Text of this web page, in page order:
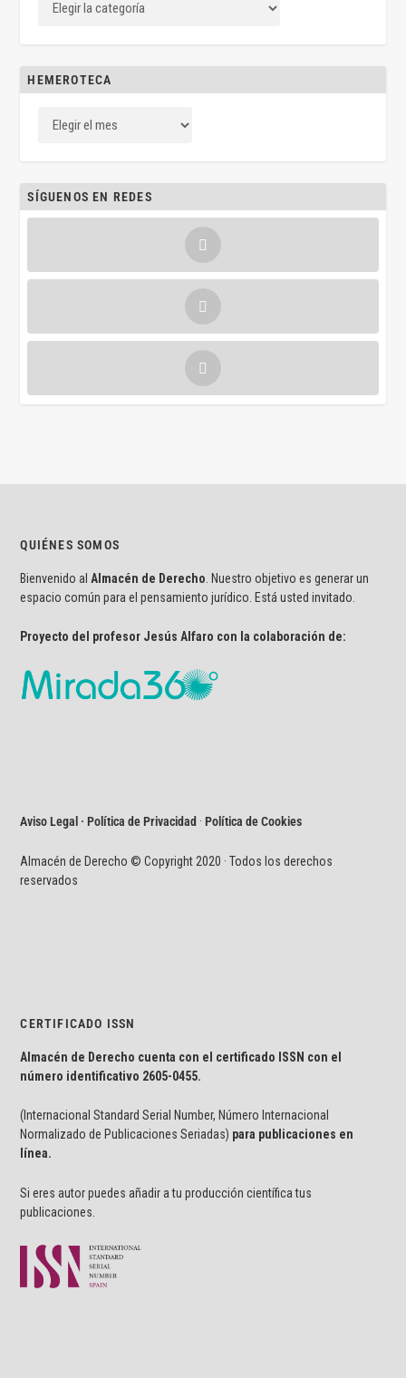
HEMEROTECA
SÍGUENOS EN REDES
QUIÉNES SOMOS
Bienvenido al Almacén de Derecho . Nuestro objetivo es generar un
espacio común para el pensamiento jurídico. Está usted invitado.
Proyecto del profesor Jesús Alfaro con la colaboración de:
Aviso Legal · Política de Privacidad ·Política de Cookies
Almacén de Derecho © Copyright 2020 · Todos los derechos
reservados
CERTIFICADO ISSN
Almacén de Derecho cuenta con el certificado ISSN con el
número identificativo 2605-0455.
(Internacional Standard Serial Number, Número Internacional
Normalizado de Publicaciones Seriadas) para publicaciones en
línea.
Si eres autor puedes añadir a tu producción científica tus
publicaciones.